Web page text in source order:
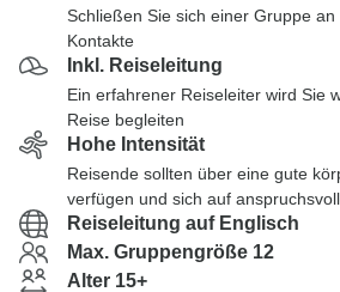
Schließen Sie sich einer Gruppe
Kontakte
Inkl. Reiseleitung
Ein erfahrener Reiseleiter wird Sie
Reise begleiten
Hohe Intensität
Reisende sollten über eine gute
verfügen und sich auf
Reiseleitung auf Englisch
Max. Gruppengröße 12
Alter 15+